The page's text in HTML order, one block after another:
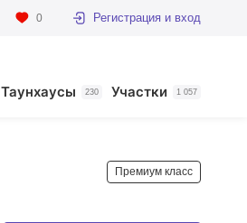
0 Регистрация и вход
Таунхаусы 230 Участки 1 057
Премиум класс